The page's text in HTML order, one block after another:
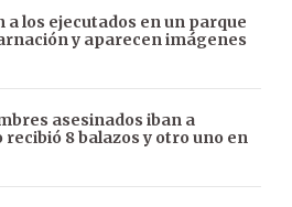
los ejecutados en un parque
y aparecen imágenes
asesinados iban a
8 balazos y otro uno en